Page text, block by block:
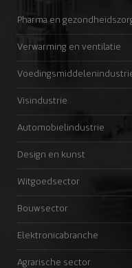
Pharma en
Verwarming en ventilatie
Visindustrie
Automobielindustrie
Design en kunst
Witgoedsector
Bouwsector
Elektronicabranche
Agrarische sector